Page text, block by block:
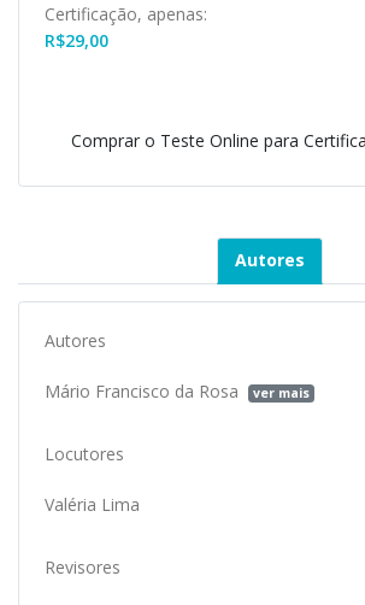
Certificação, apenas:
R$29,00
Comprar o Teste Online para
Autores
Autores
Mário Francisco da Rosa ver mais
Locutores
Valéria Lima
Revisores